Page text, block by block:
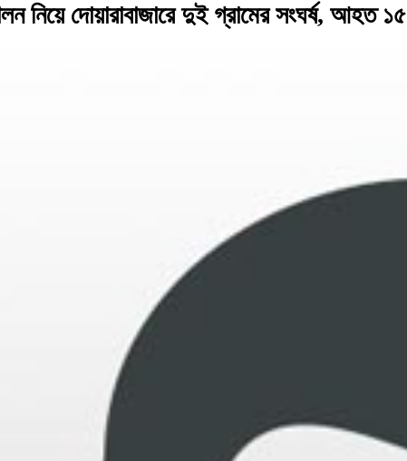
নিয়ে দোয়ারাবাজারে দুই গ্রামের সংঘর্ষ, আহত ১৫